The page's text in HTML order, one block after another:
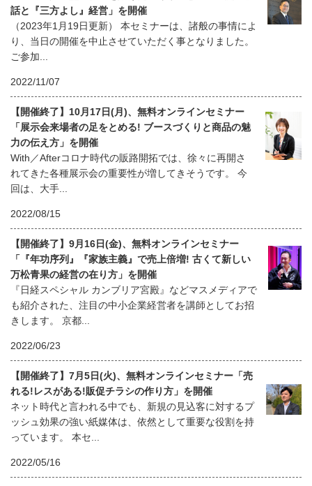
話と『三方よし』経営」を開催
（2023年1月19日更新） 本セミナーは、諸般の事情によ
り、当日の開催を中止させていただく事となりました。
ご参加...
2022/11/07
【開催終了】10月17日(月)、無料オンラインセミナー
「展示会来場者の足をとめる! ブースづくりと商品の魅
力の伝え方」を開催
With／Afterコロナ時代の販路開拓では、徐々に再開さ
れてきた各種展示会の重要性が増してきそうです。 今
回は、大手...
2022/08/15
【開催終了】9月16日(金)、無料オンラインセミナー
「『年功序列』『家族主義』で売上倍増! 古くて新しい
万松青果の経営の在り方」を開催
『日経スペシャル カンブリア宮殿』などマスメディアで
も紹介された、注目の中小企業経営者を講師としてお招
きします。 京都...
2022/06/23
【開催終了】7月5日(火)、無料オンラインセミナー「売
れる!レスがある!販促チラシの作り方」を開催
ネット時代と言われる中でも、新規の見込客に対するプ
ッシュ効果の強い紙媒体は、依然として重要な役割を持
っています。 本セ...
2022/05/16